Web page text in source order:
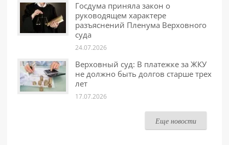
Госдума приняла закон о
руководящем характере
разъяснений Пленума Верховного
суда
24.07.2026
Верховный суд: В платежке за ЖКУ
не должно быть долгов старше трех
лет
17.07.2026
Еще новости